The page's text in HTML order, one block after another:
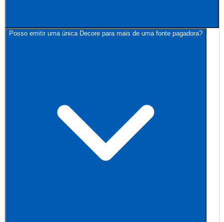
Posso emitir uma única Decore para mais de uma fonte pagadora?